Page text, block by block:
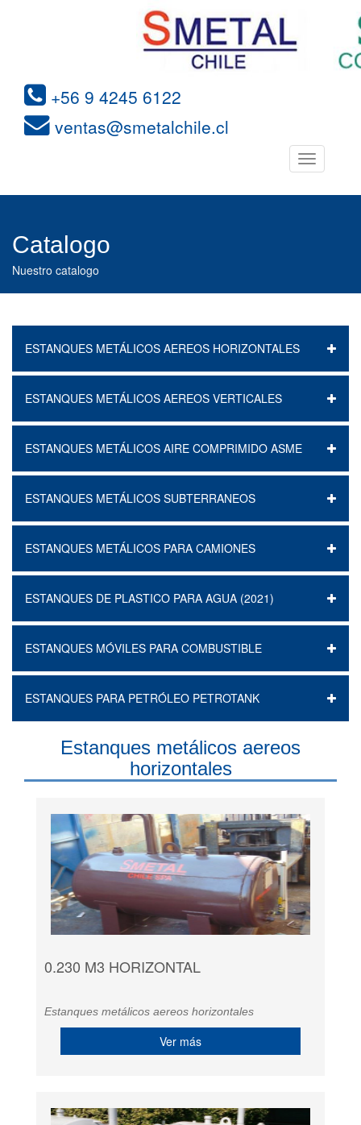
+56 9 4245 6122
ventas@smetalchile.cl
Toggle
navigation
Catalogo
Nuestro catalogo
ESTANQUES METÁLICOS AEREOS HORIZONTALES
ESTANQUES METÁLICOS AEREOS VERTICALES
ESTANQUES METÁLICOS AIRE COMPRIMIDO ASME
ESTANQUES METÁLICOS SUBTERRANEOS
ESTANQUES METÁLICOS PARA CAMIONES
ESTANQUES DE PLASTICO PARA AGUA (2021)
ESTANQUES MÓVILES PARA COMBUSTIBLE
ESTANQUES PARA PETRÓLEO PETROTANK
Estanques metálicos aereos
horizontales
0.230 M3 HORIZONTAL
Estanques metálicos aereos horizontales
Ver más